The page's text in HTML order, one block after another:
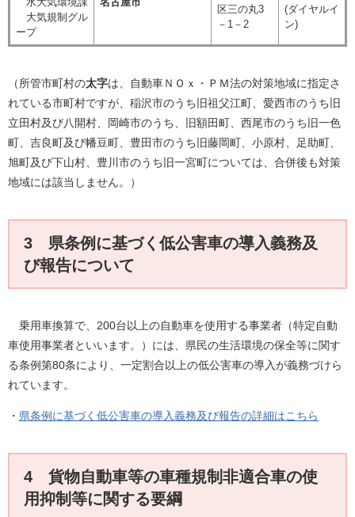
大気規制グル
ープ
区三の丸3
－1－2
(ダイヤルイ
ン)
（所管市町村の太字は、自動車ＮＯｘ・ＰＭ法の対策地域に指定さ
れている市町村ですが、稲沢市のうち旧祖父江町、愛西市のうち旧
立田村及び八開村、岡崎市のうち、旧額田町、西尾市のうち旧一色
町、吉良町及び幡豆町、豊田市のうち旧藤岡町、小原村、足助町、
旭町及び下山村、豊川市のうち旧一宮町については、合併後も対策
地域には該当しません。）
3 県条例に基づく低公害車の導入義務及
び報告について
乗用車換算で、200台以上の自動車を使用する事業者（特定自動
車使用事業者といいます。）には、県民の生活環境の保全等に関す
る条例第80条により、一定割合以上の低公害車の導入が義務づけら
れています。
・ 県条例に基づく低公害車の導入義務及び報告の詳細はこちら
4 貨物自動車等の車種規制非適合車の使
用抑制等に関する要綱